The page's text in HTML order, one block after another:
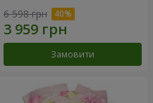
6 598 грн
Замовити